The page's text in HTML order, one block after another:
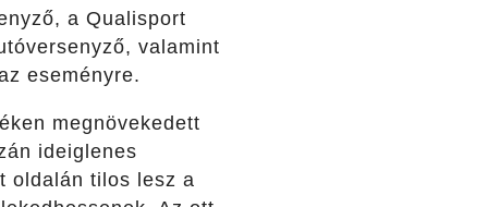
a Qualisport
valamint
eseményre.
megnövekedett
ideiglenes
oldalán tilos lesz a